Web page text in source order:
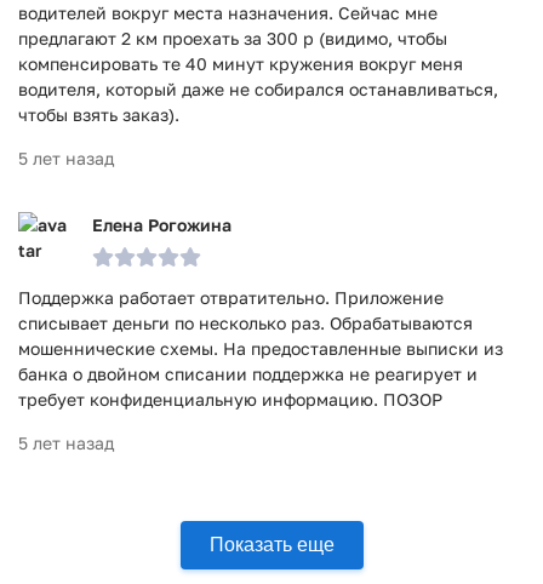
водителей вокруг места назначения. Сейчас мне
предлагают 2 км проехать за 300 р (видимо, чтобы
компенсировать те 40 минут кружения вокруг меня
водителя, который даже не собирался останавливаться,
чтобы взять заказ).
5 лет назад
Елена Рогожина
Поддержка работает отвратительно. Приложение
списывает деньги по несколько раз. Обрабатываются
мошеннические схемы. На предоставленные выписки из
банка о двойном списании поддержка не реагирует и
требует конфиденциальную информацию. ПОЗОР
5 лет назад
Показать еще